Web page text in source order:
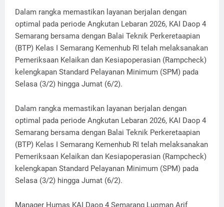
Dalam rangka memastikan layanan berjalan dengan
optimal pada periode Angkutan Lebaran 2026, KAI Daop 4
Semarang bersama dengan Balai Teknik Perkeretaapian
(BTP) Kelas I Semarang Kemenhub RI telah melaksanakan
Pemeriksaan Kelaikan dan Kesiapoperasian (Rampcheck)
kelengkapan Standard Pelayanan Minimum (SPM) pada
Selasa (3/2) hingga Jumat (6/2).
Dalam rangka memastikan layanan berjalan dengan
optimal pada periode Angkutan Lebaran 2026, KAI Daop 4
Semarang bersama dengan Balai Teknik Perkeretaapian
(BTP) Kelas I Semarang Kemenhub RI telah melaksanakan
Pemeriksaan Kelaikan dan Kesiapoperasian (Rampcheck)
kelengkapan Standard Pelayanan Minimum (SPM) pada
Selasa (3/2) hingga Jumat (6/2).
Manager Humas KAI Daop 4 Semarang Luqman Arif